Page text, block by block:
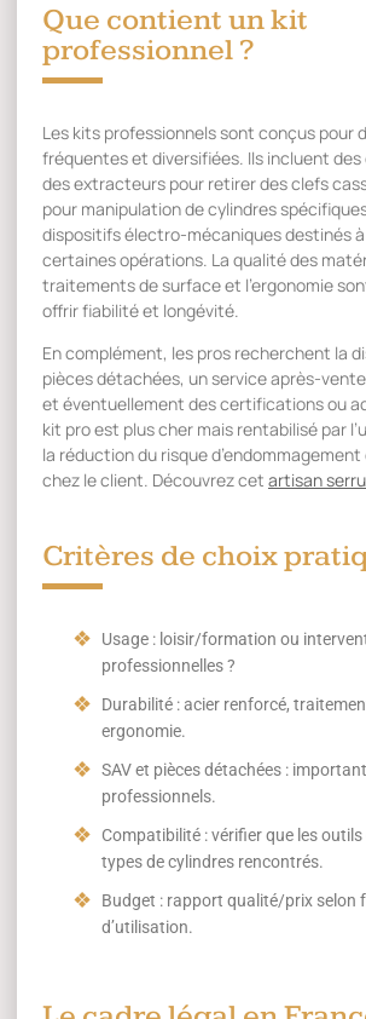
Que contient un kit
professionnel ?
Les kits professionnels sont conçus pour
fréquentes et diversifiées. Ils incluent
des extracteurs pour retirer des clefs
pour manipulation de cylindres
dispositifs électro-mécaniques destinés
certaines opérations. La qualité des
traitements de surface et l’ergonomie
offrir fiabilité et longévité.
En complément, les pros recherchent la
pièces détachées, un service après-
et éventuellement des certifications ou
kit pro est plus cher mais rentabilisé par
la réduction du risque
chez le client. Découvrez cet artisan
Critères de choix
Usage : loisir/formation ou
professionnelles ?
Durabilité : acier renforcé,
ergonomie.
SAV et pièces détachées :
professionnels.
Compatibilité : vérifier que les
types de cylindres rencontrés.
Budget : rapport qualité/prix selon
d’utilisation.